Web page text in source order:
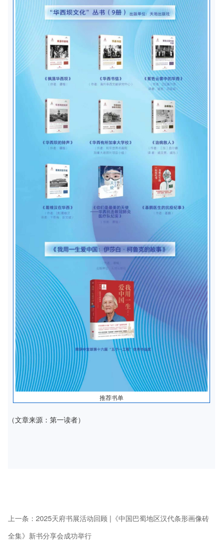
推荐书单
（文章来源：第一读者）
上一条： 2025天府书展活动回顾 |《中国巴蜀地区汉代条形画像砖
全集》新书分享会成功举行